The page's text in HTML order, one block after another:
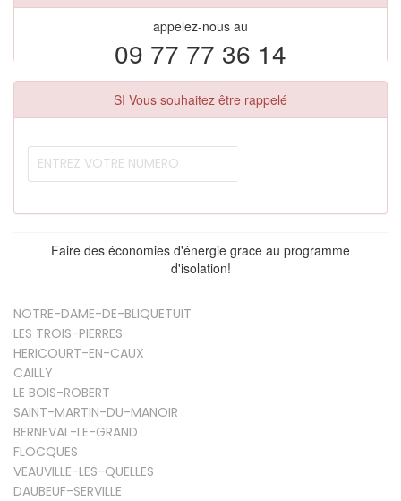
appelez-nous au
09 77 77 36 14
SI Vous souhaitez être rappelé
Faire des économies d'énergie grace au programme
d'isolation!
NOTRE-DAME-DE-BLIQUETUIT
LES TROIS-PIERRES
HERICOURT-EN-CAUX
CAILLY
LE BOIS-ROBERT
SAINT-MARTIN-DU-MANOIR
BERNEVAL-LE-GRAND
FLOCQUES
VEAUVILLE-LES-QUELLES
DAUBEUF-SERVILLE